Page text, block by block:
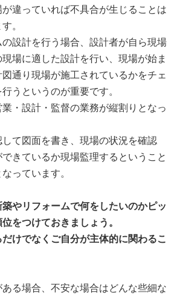
違っていれば不具合が生じることは
。
設計を行う場合、設計者が自ら現場
場に適した設計を行い、現場が始ま
通り現場が施工されているかをチェ
うというのが重要です。
・設計・監督の業務が縦割りとなっ
て図面を書き、現場の状況を確認
きているか現場監理するということ
っています。
やリフォームで何をしたいのかピッ
をつけておきましょう。
けでなくご自分が主体的に関わるこ
ある場合、不安な場合はどんな些細な